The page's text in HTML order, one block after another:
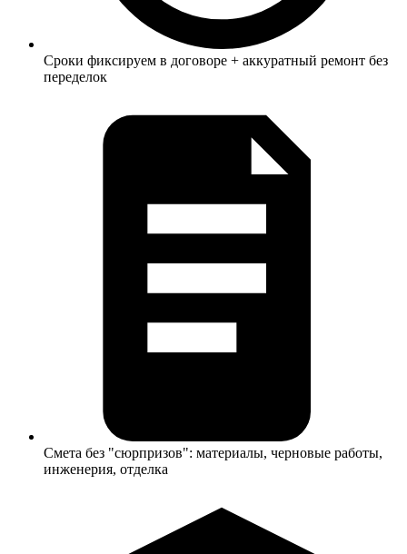
Сроки фиксируем в договоре + аккуратный ремонт без
переделок
Смета без "сюрпризов": материалы, черновые работы,
инженерия, отделка